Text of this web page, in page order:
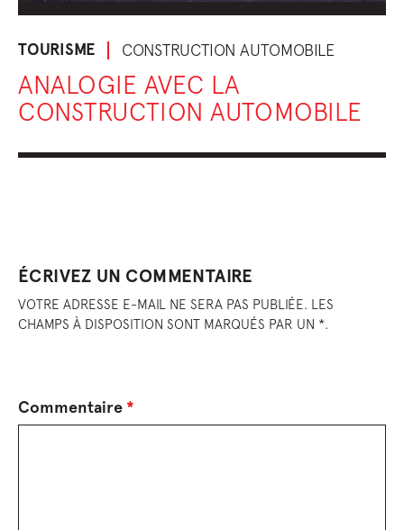
TOURISME CONSTRUCTION AUTOMOBILE
ANALOGIE AVEC LA
CONSTRUCTION AUTOMOBILE
ÉCRIVEZ UN COMMENTAIRE
VOTRE ADRESSE E-MAIL NE SERA PAS PUBLIÉE. LES
CHAMPS À DISPOSITION SONT MARQUÉS PAR UN *.
Commentaire *